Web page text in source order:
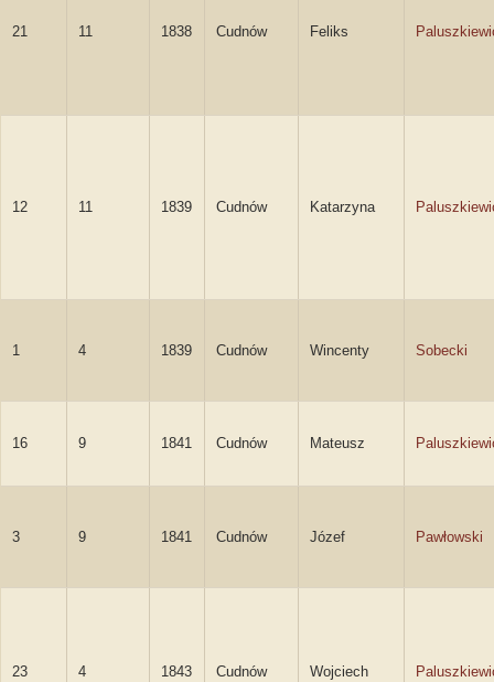
21 11 1838 Cudnów Feliks
12 11 1839 Cudnów Katarzyna
1 4 1839 Cudnów Wincenty Sobecki
16 9 1841 Cudnów Mateusz
3 9 1841 Cudnów Józef Pawłowski
23 4 1843 Cudnów Wojciech